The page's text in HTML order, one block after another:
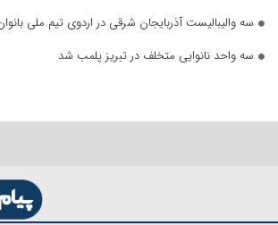
سه والیبالیست آذربایجان‌ شرقی در اردوی تیم ملی
سه واحد نانوایی متخلف در تبریز پلمب شد